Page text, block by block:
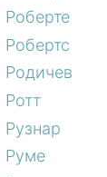
Роберте
Робертс
Родичев
Ротт
Рузнар
Руме